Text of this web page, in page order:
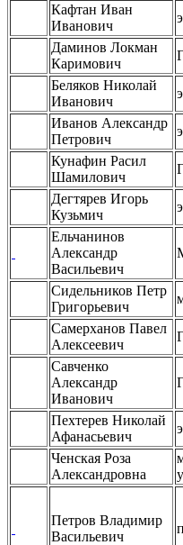
Кафтан Иван
Иванович
Даминов Локман
Каримович
Беляков Николай
Иванович
Иванов Александр
Петрович
Кунафин Расил
Шамилович
Дегтярев Игорь
Кузьмич
Ельчанинов
Александр
Васильевич
Сидельников Петр
Григорьевич
Самерханов Павел
Алексеевич
Савченко
Александр
Иванович
Пехтерев Николай
Афанасьевич
Ченская Роза
Александровна
Петров Владимир
Васильевич